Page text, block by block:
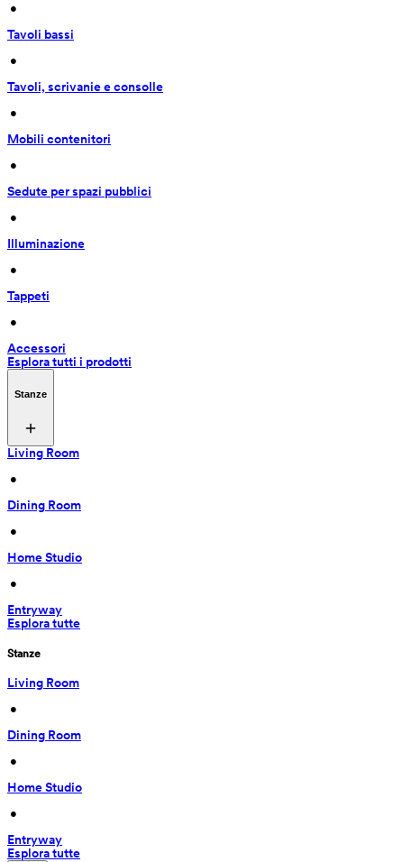
•
Tavoli bassi
•
Tavoli, scrivanie e consolle
•
Mobili contenitori
•
Sedute per spazi pubblici
•
Illuminazione
•
Tappeti
•
Accessori
Esplora tutti i prodotti
Stanze
Living Room
•
Dining Room
•
Home Studio
•
Entryway
Esplora tutte
Stanze
Living Room
•
Dining Room
•
Home Studio
•
Entryway
Esplora tutte